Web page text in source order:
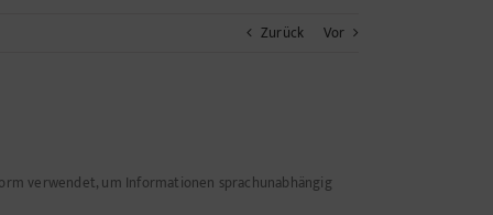
Zurück Vor
verwendet, um Informationen sprachunabhängig